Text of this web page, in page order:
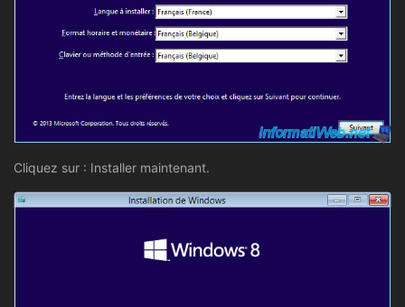
Cliquez sur : Installer maintenant.